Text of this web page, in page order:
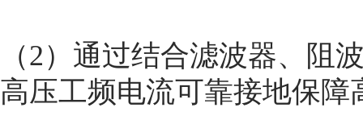
（2）通过结合滤波器、阻
高压工频电流可靠接地保障